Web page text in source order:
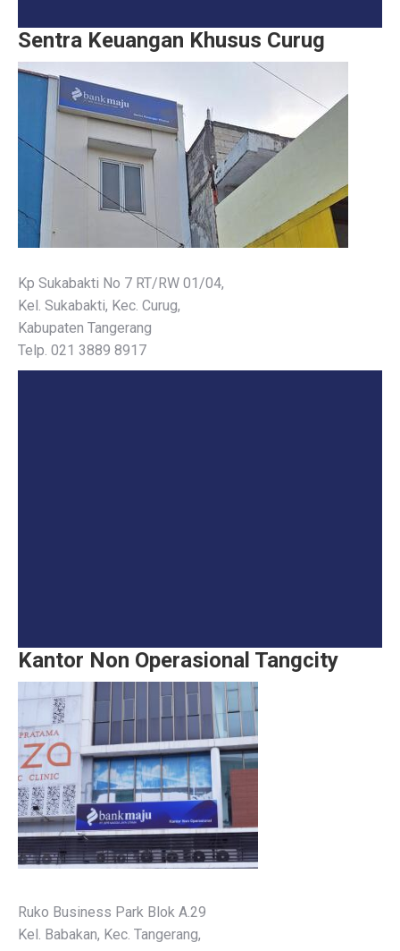
Sentra Keuangan Khusus Curug
Kp Sukabakti No 7 RT/RW 01/04,
Kel. Sukabakti, Kec. Curug,
Kabupaten Tangerang
Telp. 021 3889 8917
Kantor Non Operasional Tangcity
Ruko Business Park Blok A.29
Kel. Babakan, Kec. Tangerang,